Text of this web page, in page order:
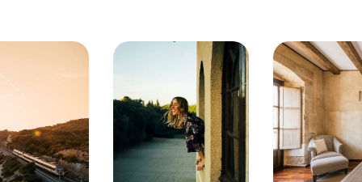
être guidé à travers Ségovie, il suffirait de nous en parler. Chemin
faisant, un désir non prévu ou un léger contretemps peut survenir
; vous disposez pour y répondre des coordonnées de notre
concierge francophone sur place.